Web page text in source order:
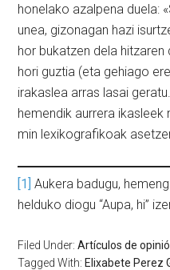
honelako azalpena duela:
unea, gizonagan hazi
hor bukatzen dela
hori guztia (eta gehiago
irakaslea arras lasai
hemendik aurrera ikasleek
min lexikografikoak
[1] Aukera badugu,
helduko diogu “Aupa, hi”
Filed Under:Artículos de
Tagged With: Elixabete Perez